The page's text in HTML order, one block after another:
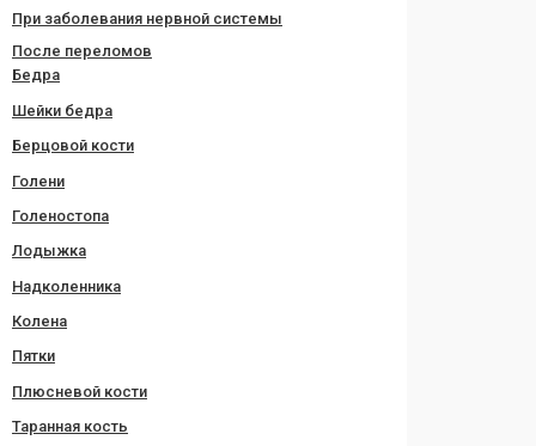
При заболевания нервной системы
После переломов
Бедра
Шейки бедра
Берцовой кости
Голени
Голеностопа
Лодыжка
Надколенника
Колена
Пятки
Плюсневой кости
Таранная кость